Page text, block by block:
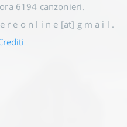
6194 canzonieri.
r e o n l i n e [at] g m a i l .